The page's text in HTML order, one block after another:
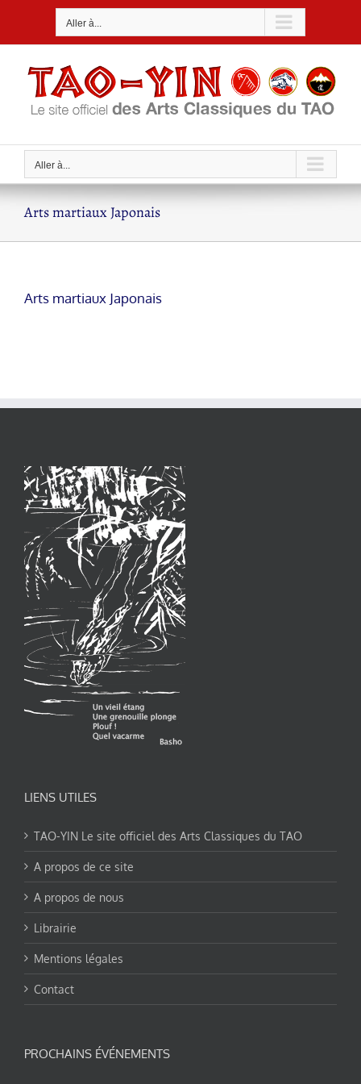
Aller à...
Aller à...
Arts martiaux Japonais
Arts martiaux Japonais
LIENS UTILES
TAO-YIN Le site officiel des Arts Classiques du TAO
A propos de ce site
A propos de nous
Librairie
Mentions légales
Contact
PROCHAINS ÉVÉNEMENTS